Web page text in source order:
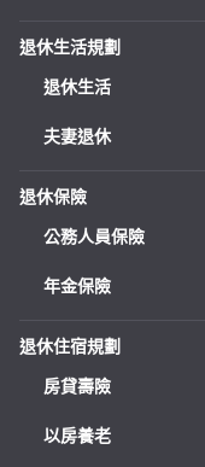
退休生活規劃
退休生活
夫妻退休
退休保險
公務人員保險
年金保險
退休住宿規劃
房貸壽險
以房養老